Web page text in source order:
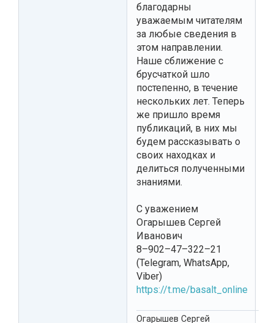
благодарны
уважаемым читателям
за любые сведения в
этом направлении.
Наше сближение с
брусчаткой шло
постепенно, в течение
нескольких лет. Теперь
же пришло время
публикаций, в них мы
будем рассказывать о
своих находках и
делиться полученными
знаниями.
С уважением
Огарышев Сергей
Иванович
8–902–47–322–21
(Telegram, WhatsApp,
Viber)
https://t.me/basalt_online
Огарышев Сергей